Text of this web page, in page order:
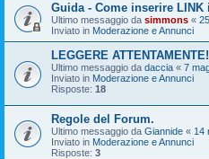
Guida - Come inserire
Ultimo messaggio da simmons «
Inviato in Moderazione e Annunci
LEGGERE
Ultimo messaggio da daccia « 7
Inviato in Moderazione e Annunci
Risposte: 18
Regole del Forum.
Ultimo messaggio da Giannide « 14
Inviato in Moderazione e Annunci
Risposte: 3